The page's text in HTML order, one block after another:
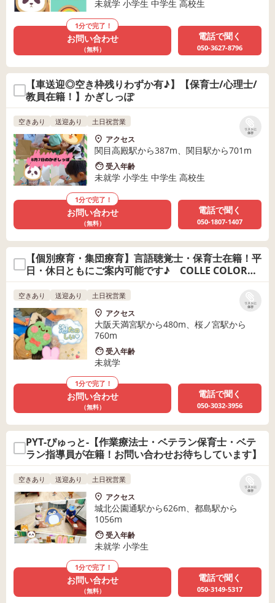
未就学 小学生 中学生 高校生
1分で完了！
お問い合わせ
（無料）
電話で聞く
050-3627-8796
【車送迎◎空き枠残りわずか有♪】【保育士/心理士/
教員在籍！】かぎしっぽ
リストに
保存
空きあり 送迎あり 土日祝営業
アクセス
関目高殿駅から387m、関目駅から701m
受入年齢
未就学 小学生 中学生 高校生
1分で完了！
お問い合わせ
（無料）
電話で聞く
050-1807-1407
【個別療育・集団療育】言語聴覚士・保育士在籍！平
日・休日ともにご案内可能です♪ COLLE COLOR
PETIT
リストに
保存
空きあり 送迎あり 土日祝営業
アクセス
大阪天満宮駅から480m、桜ノ宮駅から
760m
受入年齢
未就学
1分で完了！
お問い合わせ
（無料）
電話で聞く
050-3032-3956
PYT-ぴゅっと-【作業療法士・ベテラン保育士・ベテ
ラン指導員が在籍！お問い合わせお待ちしています】
リストに
保存
空きあり 送迎あり 土日祝営業
アクセス
城北公園通駅から626m、都島駅から
1056m
受入年齢
未就学 小学生
1分で完了！
お問い合わせ
（無料）
電話で聞く
050-3149-5317